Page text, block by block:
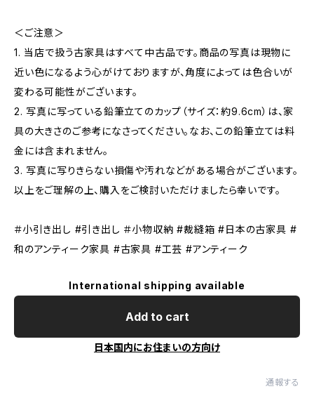
＜ご注意＞
1. 当店で扱う古家具はすべて中古品です。商品の写真は現物に
近い色になるよう心がけておりますが、角度によっては色合いが
変わる可能性がございます。
2. 写真に写っている鉛筆立てのカップ（サイズ：約9.6cm）は、家
具の大きさのご参考になさってください。なお、この鉛筆立ては料
金には含まれません。
3. 写真に写りきらない損傷や汚れなどがある場合がございます。
以上をご理解の上、購入をご検討いただけましたら幸いです。
＃小引き出し #引き出し ＃小物収納 #裁縫箱 #日本の古家具 #
和のアンティーク家具 #古家具 #工芸 #アンティーク
International shipping available
Add to cart
日本国内にお住まいの方向け
通報する